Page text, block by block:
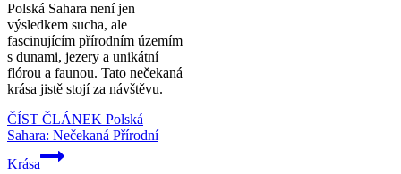
Polská Sahara není jen
výsledkem sucha, ale
fascinujícím přírodním územím
s dunami, jezery a unikátní
flórou a faunou. Tato nečekaná
krása jistě stojí za návštěvu.
ČÍST ČLÁNEK Polská
Sahara: Nečekaná Přírodní
Krása